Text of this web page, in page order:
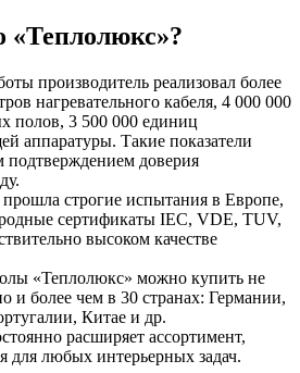
производитель реализовал более
нагревательного кабеля, 4 000 000
полов, 3 500 000 единиц
аппаратуры. Такие показатели
подтверждением доверия
строгие испытания в Европе,
сертификаты IEC, VDE, TUV,
высоком качестве
«Теплолюкс» можно купить не
и более чем в 30 странах: Германии,
Китае и др.
расширяет ассортимент,
для любых интерьерных задач.